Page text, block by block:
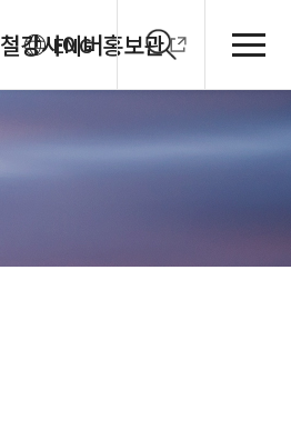
철강사이버홍보관
ENG